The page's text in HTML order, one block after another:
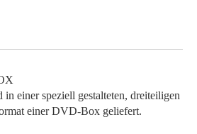
einer speziell gestalteten, dreiteiligen
einer DVD-Box geliefert.